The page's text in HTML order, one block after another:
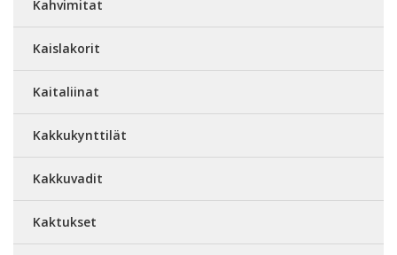
Kahvimitat
Kaislakorit
Kaitaliinat
Kakkukynttilät
Kakkuvadit
Kaktukset